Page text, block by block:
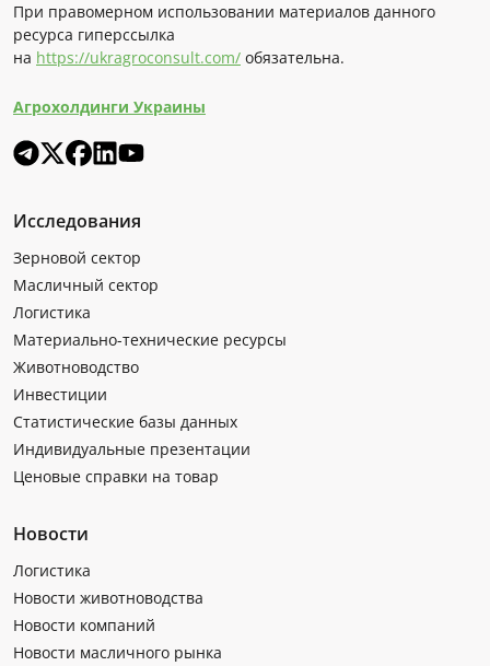
При правомерном использовании материалов данного
ресурса гиперссылка
на https://ukragroconsult.com/ обязательна.
Агрохолдинги Украины
Исследования
Зерновой сектор
Масличный сектор
Логистика
Материально-технические ресурсы
Животноводство
Инвестиции
Статистические базы данных
Индивидуальные презентации
Ценовые справки на товар
Новости
Логистика
Новости животноводства
Новости компаний
Новости масличного рынка